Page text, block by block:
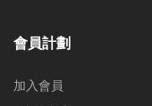
會員計劃
加入會員